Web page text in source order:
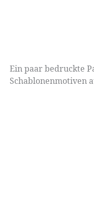
Ein paar bedruckte
Schablonenmotiven